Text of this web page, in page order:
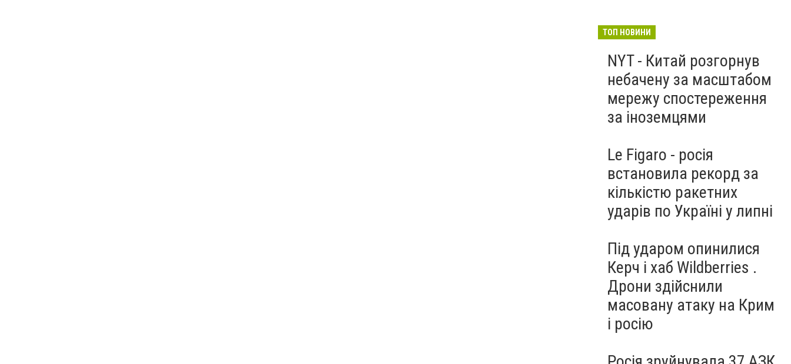
ТОП НОВИНИ
NYT - Китай розгорнув
небачену за масштабом
мережу спостереження
за іноземцями
Le Figaro - росія
встановила рекорд за
кількістю ракетних
ударів по Україні у липні
Під ударом опинилися
Керч і хаб Wildberries .
Дрони здійснили
масовану атаку на Крим
і росію